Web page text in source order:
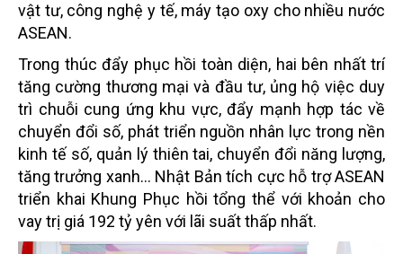
vật tư, công nghệ y tế, máy tạo oxy cho nhiều nước
ASEAN.
Trong thúc đẩy phục hồi toàn diện, hai bên nhất trí
tăng cường thương mại và đầu tư, ủng hộ việc duy
trì chuỗi cung ứng khu vực, đẩy mạnh hợp tác về
chuyển đổi số, phát triển nguồn nhân lực trong nền
kinh tế số, quản lý thiên tai, chuyển đổi năng lượng,
tăng trưởng xanh… Nhật Bản tích cực hỗ trợ ASEAN
triển khai Khung Phục hồi tổng thể với khoản cho
vay trị giá 192 tỷ yên với lãi suất thấp nhất.